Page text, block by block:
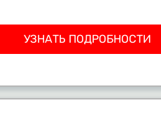
УЗНАТЬ ПОДРОБНОСТИ